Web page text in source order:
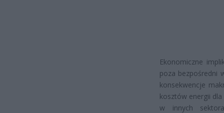
Ekonomiczne
poza bezpośredni
konsekwencje
kosztów energii
w innych